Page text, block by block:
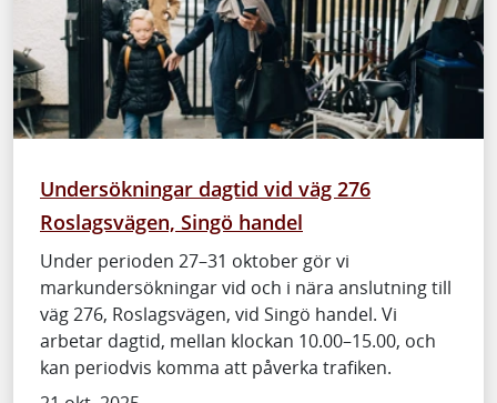
Undersökningar dagtid vid väg 276
Roslagsvägen, Singö handel
Under perioden 27–31 oktober gör vi
markundersökningar vid och i nära anslutning till
väg 276, Roslagsvägen, vid Singö handel. Vi
arbetar dagtid, mellan klockan 10.00–15.00, och
kan periodvis komma att påverka trafiken.